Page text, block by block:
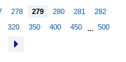
278 279 280 281
282
320 350 400 450 … 500